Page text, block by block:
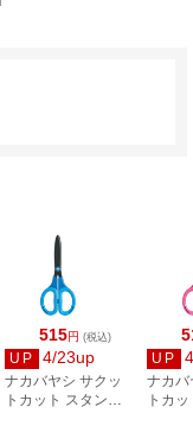
515円 (税込)
UP 4/23up
ナカバヤシ サクッ
トカット スタンダ
UP
ナカバ
トカ